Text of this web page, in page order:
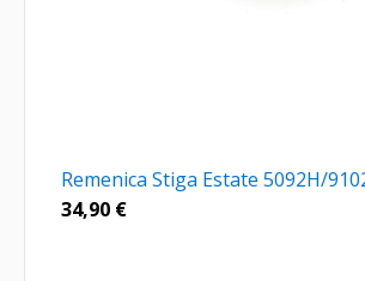
Remenica Stiga Estate 5092H/
34,90 €